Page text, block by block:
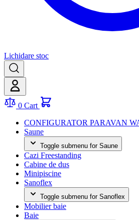
Lichidare stoc
0 Cart
CONFIGURATOR PARAVAN
Saune
Toggle submenu for Saune
Cazi Freestanding
Cabine de dus
Minipiscine
Sanoflex
Toggle submenu for Sanoflex
Mobilier baie
Baie